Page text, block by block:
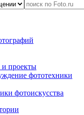
проекты
фототехники
фотоискусства